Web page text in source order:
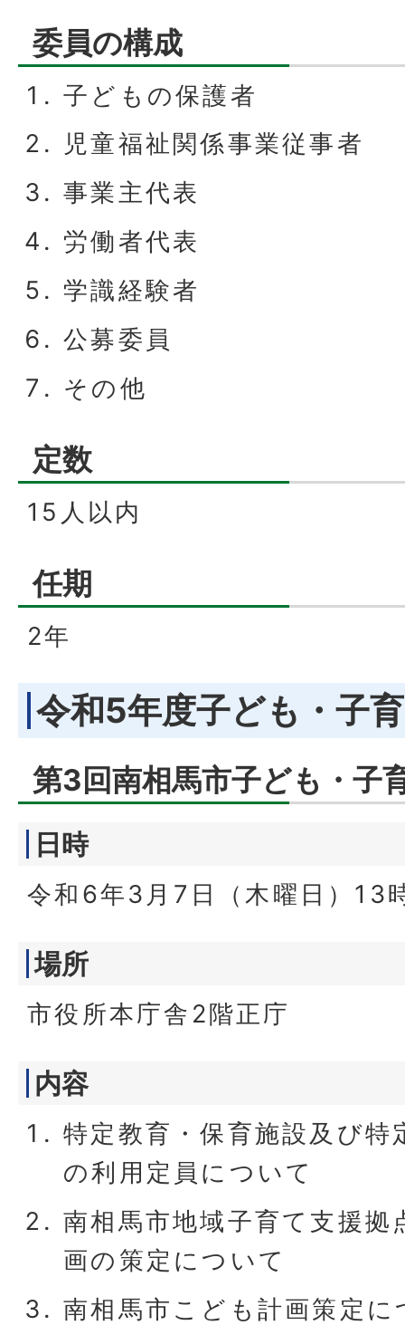
委員の構成
子どもの保護者
児童福祉関係事業従事者
事業主代表
労働者代表
学識経験者
公募委員
その他
定数
15人以内
任期
2年
令和5年度子ども・子
第3回南相馬市子ども・子
日時
令和6年3月7日（木曜日）13
場所
市役所本庁舎2階正庁
内容
特定教育・保育施設及び特
の利用定員について
南相馬市地域子育て支援拠
画の策定について
南相馬市こども計画策定に